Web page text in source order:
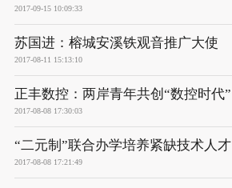
2017-09-15 10:09:33
苏国进：榕城安溪铁观音推广大使
2017-08-11 15:13:10
正丰数控：两岸青年共创“数控时代”
2017-08-08 17:30:03
“二元制”联合办学培养紧缺技术人才
2017-08-08 17:21:49